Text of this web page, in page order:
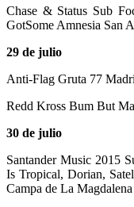
Chase & Status Sub
GotSome Amnesia San
29 de julio
Anti-Flag Gruta 77
Redd Kross Bum But
30 de julio
Santander Music 2015
Is Tropical, Dorian,
Campa de La